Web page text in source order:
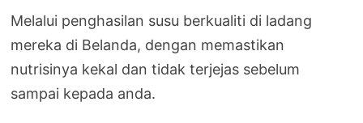
Melalui penghasilan susu berkualiti di ladang
mereka di Belanda, dengan memastikan
nutrisinya kekal dan tidak terjejas sebelum
sampai kepada anda.